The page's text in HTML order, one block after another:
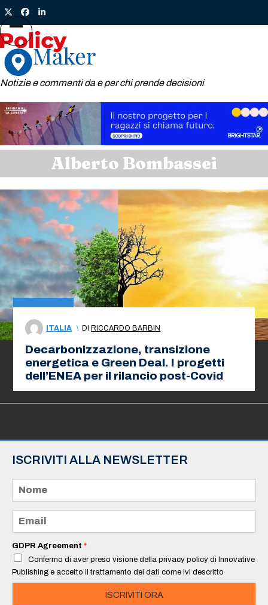
Skip
to
content
TwitterFacebook
LinkedIn
Notizie e commenti da e per chi prende decisioni
Open
mobile
menu
Close
mobile
menu
Alberto Bombassei
ITALIA \ DI RICCARDO BARBIN
Decarbonizzazione, transizione
energetica e Green Deal. I progetti
dell’ENEA per il rilancio post-Covid
ISCRIVITI ALLA NEWSLETTER
m
e
a
i
*
GDPR Agreement *
Confermo di aver preso visione della privacy policy di Innovative
Publishing e accetto il trattamento dei dati come ivi descritto
ISCRIVITI ORA